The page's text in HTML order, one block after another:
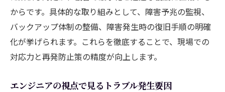
からです。具体的な取り組みとして、障害予兆の監視、
バックアップ体制の整備、障害発生時の復旧手順の明確
化が挙げられます。これらを徹底することで、現場での
対応力と再発防止策の精度が向上します。
エンジニアの視点で見るトラブル発生要因